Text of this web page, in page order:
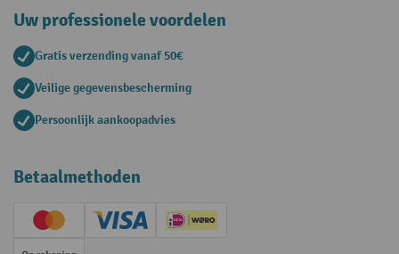
Uw professionele voordelen
Gratis verzending vanaf 50€
Veilige gegevensbescherming
Persoonlijk aankoopadvies
Betaalmethoden
Creditcard (Master)Creditcard (Visa)iDEAL | Wero